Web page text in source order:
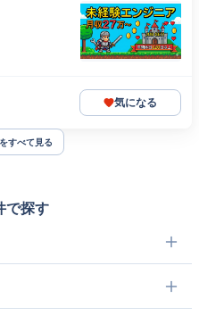
気になる
すべて見る
で探す